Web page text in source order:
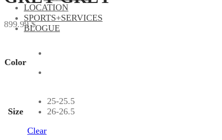
LOCATION
SPORTS+SERVICES
BLOGUE
899.99$
Color
Size
25-25.5
26-26.5
Clear